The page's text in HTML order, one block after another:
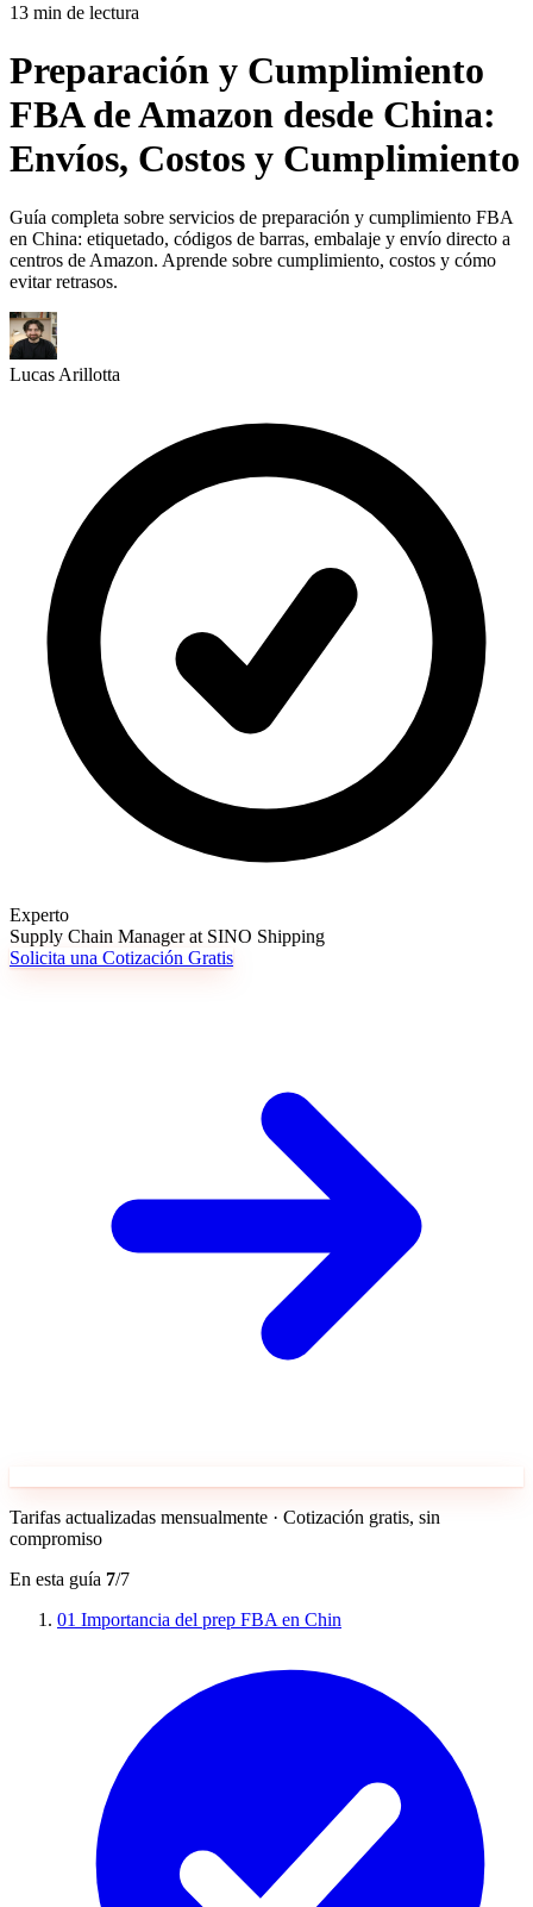
13 min de lectura
Preparación y Cumplimiento
FBA de Amazon desde China:
Envíos, Costos y Cumplimiento
Guía completa sobre servicios de preparación y cumplimiento FBA
en China: etiquetado, códigos de barras, embalaje y envío directo a
centros de Amazon. Aprende sobre cumplimiento, costos y cómo
evitar retrasos.
Lucas Arillotta
Experto
Supply Chain Manager at SINO Shipping
Solicita una Cotización Gratis
Tarifas actualizadas mensualmente · Cotización gratis, sin
compromiso
En esta guía 7/7
01 Importancia del prep FBA en Chin